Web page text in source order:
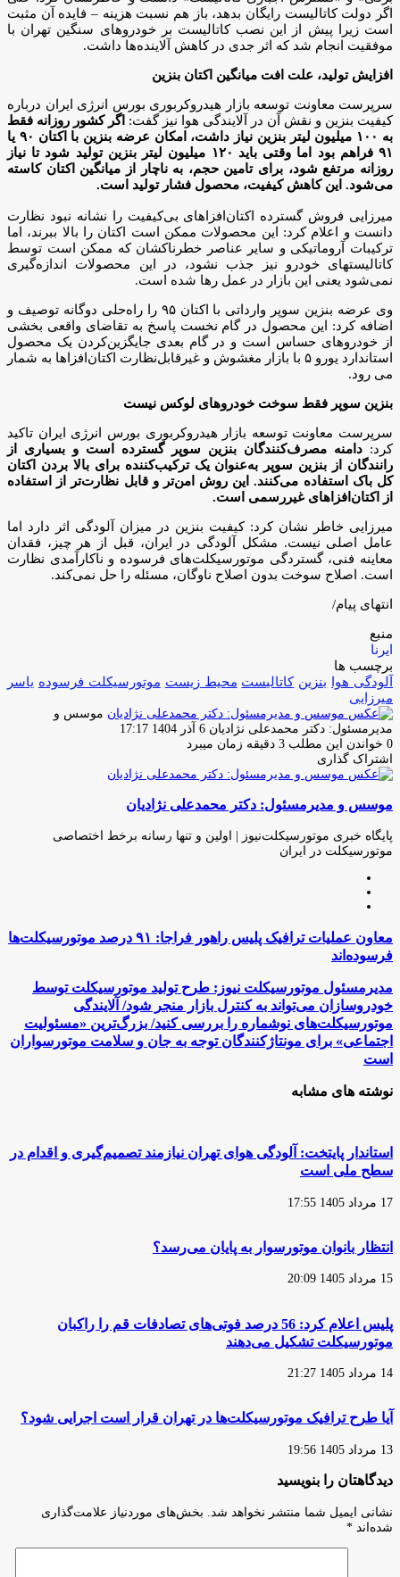
اگر دولت کاتالیست رایگان بدهد، باز هم نسبت هزینه – فایده آن مثبت
است زیرا پیش از این نصب کاتالیست بر خودروهای سنگین تهران با
موفقیت انجام شد که اثر جدی در کاهش آلاینده‌ها داشت.
افزایش تولید، علت افت میانگین اکتان بنزین
سرپرست معاونت توسعه بازار هیدروکربوری بورس انرژی ایران درباره
کیفیت بنزین و نقش آن در آلایندگی هوا نیز گفت: اگر کشور روزانه فقط
به ۱۰۰ میلیون لیتر بنزین نیاز داشت، امکان عرضه بنزین با اکتان ۹۰ یا
۹۱ فراهم بود اما وقتی باید ۱۲۰ میلیون لیتر بنزین تولید شود تا نیاز
روزانه مرتفع شود، برای تامین حجم، به ناچار از میانگین اکتان کاسته
می‌شود. این کاهش کیفیت، محصول فشار تولید است.
میرزایی فروش گسترده اکتان‌افزاهای بی‌کیفیت را نشانه نبود نظارت
دانست و اعلام کرد: این محصولات ممکن است اکتان را بالا ببرند، اما
ترکیبات آروماتیکی و سایر عناصر خطرناکشان که ممکن است توسط
کاتالیستهای خودرو نیز جذب نشود، در این محصولات اندازه‌گیری
نمی‌شود یعنی این بازار در عمل رها شده است.
وی عرضه بنزین سوپر وارداتی با اکتان ۹۵ را راه‌حلی دوگانه توصیف و
اضافه کرد: این محصول در گام نخست پاسخ به تقاضای واقعی بخشی
از خودروهای حساس است و در گام بعدی جایگزین‌کردن یک محصول
استاندارد یورو ۵ با بازار مغشوش و غیرقابل‌نظارت اکتان‌افزاها به شمار
می رود.
بنزین سوپر فقط سوخت خودروهای لوکس نیست
سرپرست معاونت توسعه بازار هیدروکربوری بورس انرژی ایران تاکید
کرد: دامنه مصرف‌کنندگان بنزین سوپر گسترده‌ است و بسیاری از
رانندگان از بنزین سوپر به‌عنوان یک ترکیب‌کننده برای بالا بردن اکتان
کل باک استفاده می‌کنند. این روش امن‌تر و قابل نظارت‌تر از استفاده
از اکتان‌افزاهای غیررسمی است.
میرزایی خاطر نشان کرد: کیفیت بنزین در میزان آلودگی اثر دارد اما
عامل اصلی نیست. مشکل آلودگی در ایران، قبل از هر چیز، فقدان
معاینه فنی، گستردگی موتورسیکلت‌های فرسوده و ناکارآمدی نظارت
است. اصلاح سوخت بدون اصلاح ناوگان، مسئله را حل نمی‌کند.
انتهای پیام/
منبع
ایرنا
برچسب ها
آلودگی هوا بنزین کاتالیست محیط زیست موتورسیکلت فرسوده یاسر
میرزایی
موسس و
مدیرمسئول: دکتر محمدعلی نژادیان ارسال
ایمیل
6 آذر 1404 17:17
0 خواندن این مطلب 3 دقیقه زمان میبرد
اشتراک گذاری
فیس
توئیتر
لینکدین
واتس
تلگرام
اشتراک
از
ایمیل
چاپ
موسس و مدیرمسئول: دکتر محمدعلی نژادیان
پایگاه خبری موتورسیکلت‌نیوز | اولین و تنها رسانه برخط اختصاصی
موتورسیکلت در ایران
معاون
عملیات
ترافیک
راهور
فراجا:
۹۱
درصد
موتورسیکلت‌ها
معاون عملیات ترافیک پلیس راهور فراجا: ۹۱ درصد موتورسیکلت‌ها
فرسوده‌اند
مدیرمسئول
موتورسیکلت
نیوز:
طرح
تولید
موتورسیکلت
خودروسازان
بازار
منجر
شود/
آلایندگی
موتورسیکلت‌های
را
بررسی
کنید/
بزرگ‌ترین
اجتماعی»
برای
مونتاژکنندگان
توجه
به
و
سلامت
موتورسواران
است
مدیرمسئول موتورسیکلت نیوز: طرح تولید موتورسیکلت توسط
خودروسازان می‌تواند به کنترل بازار منجر شود/ آلایندگی
موتورسیکلت‌های نوشماره را بررسی کنید/ بزرگ‌ترین «مسئولیت
اجتماعی» برای مونتاژکنندگان توجه به جان و سلامت موتورسواران
است
نوشته های مشابه
استاندار پایتخت: آلودگی هوای تهران نیازمند تصمیم‌گیری و اقدام در
سطح ملی است
17 مرداد 1405 17:55
انتظار بانوان موتورسوار به پایان می‌رسد؟
15 مرداد 1405 20:09
پلیس اعلام کرد: 56 درصد فوتی‌های تصادفات قم را راکبان
موتورسیکلت تشکیل می‌دهند
14 مرداد 1405 21:27
آیا طرح ترافیک موتورسیکلت‌ها در تهران قرار است اجرایی شود؟
13 مرداد 1405 19:56
دیدگاهتان را بنویسید
نشانی ایمیل شما منتشر نخواهد شد.
بخش‌های موردنیاز علامت‌گذاری
شده‌اند *